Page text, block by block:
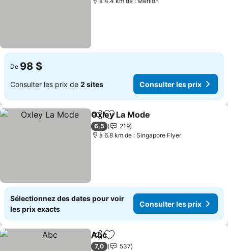
De 98 $
Consulter les prix de 2 sites Consulter les prix
PartagerAjouter à mes favoris
Oxley La Mode
6,5
219
à 6.8 km de : Singapore Flyer
Sélectionnez des dates pour voir
les prix exacts
Consulter les prix
PartagerAjouter à mes favoris
Abc
7,0
537